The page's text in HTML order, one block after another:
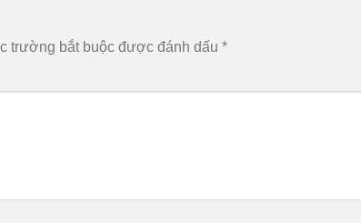
trường bắt buộc được đánh dấu *